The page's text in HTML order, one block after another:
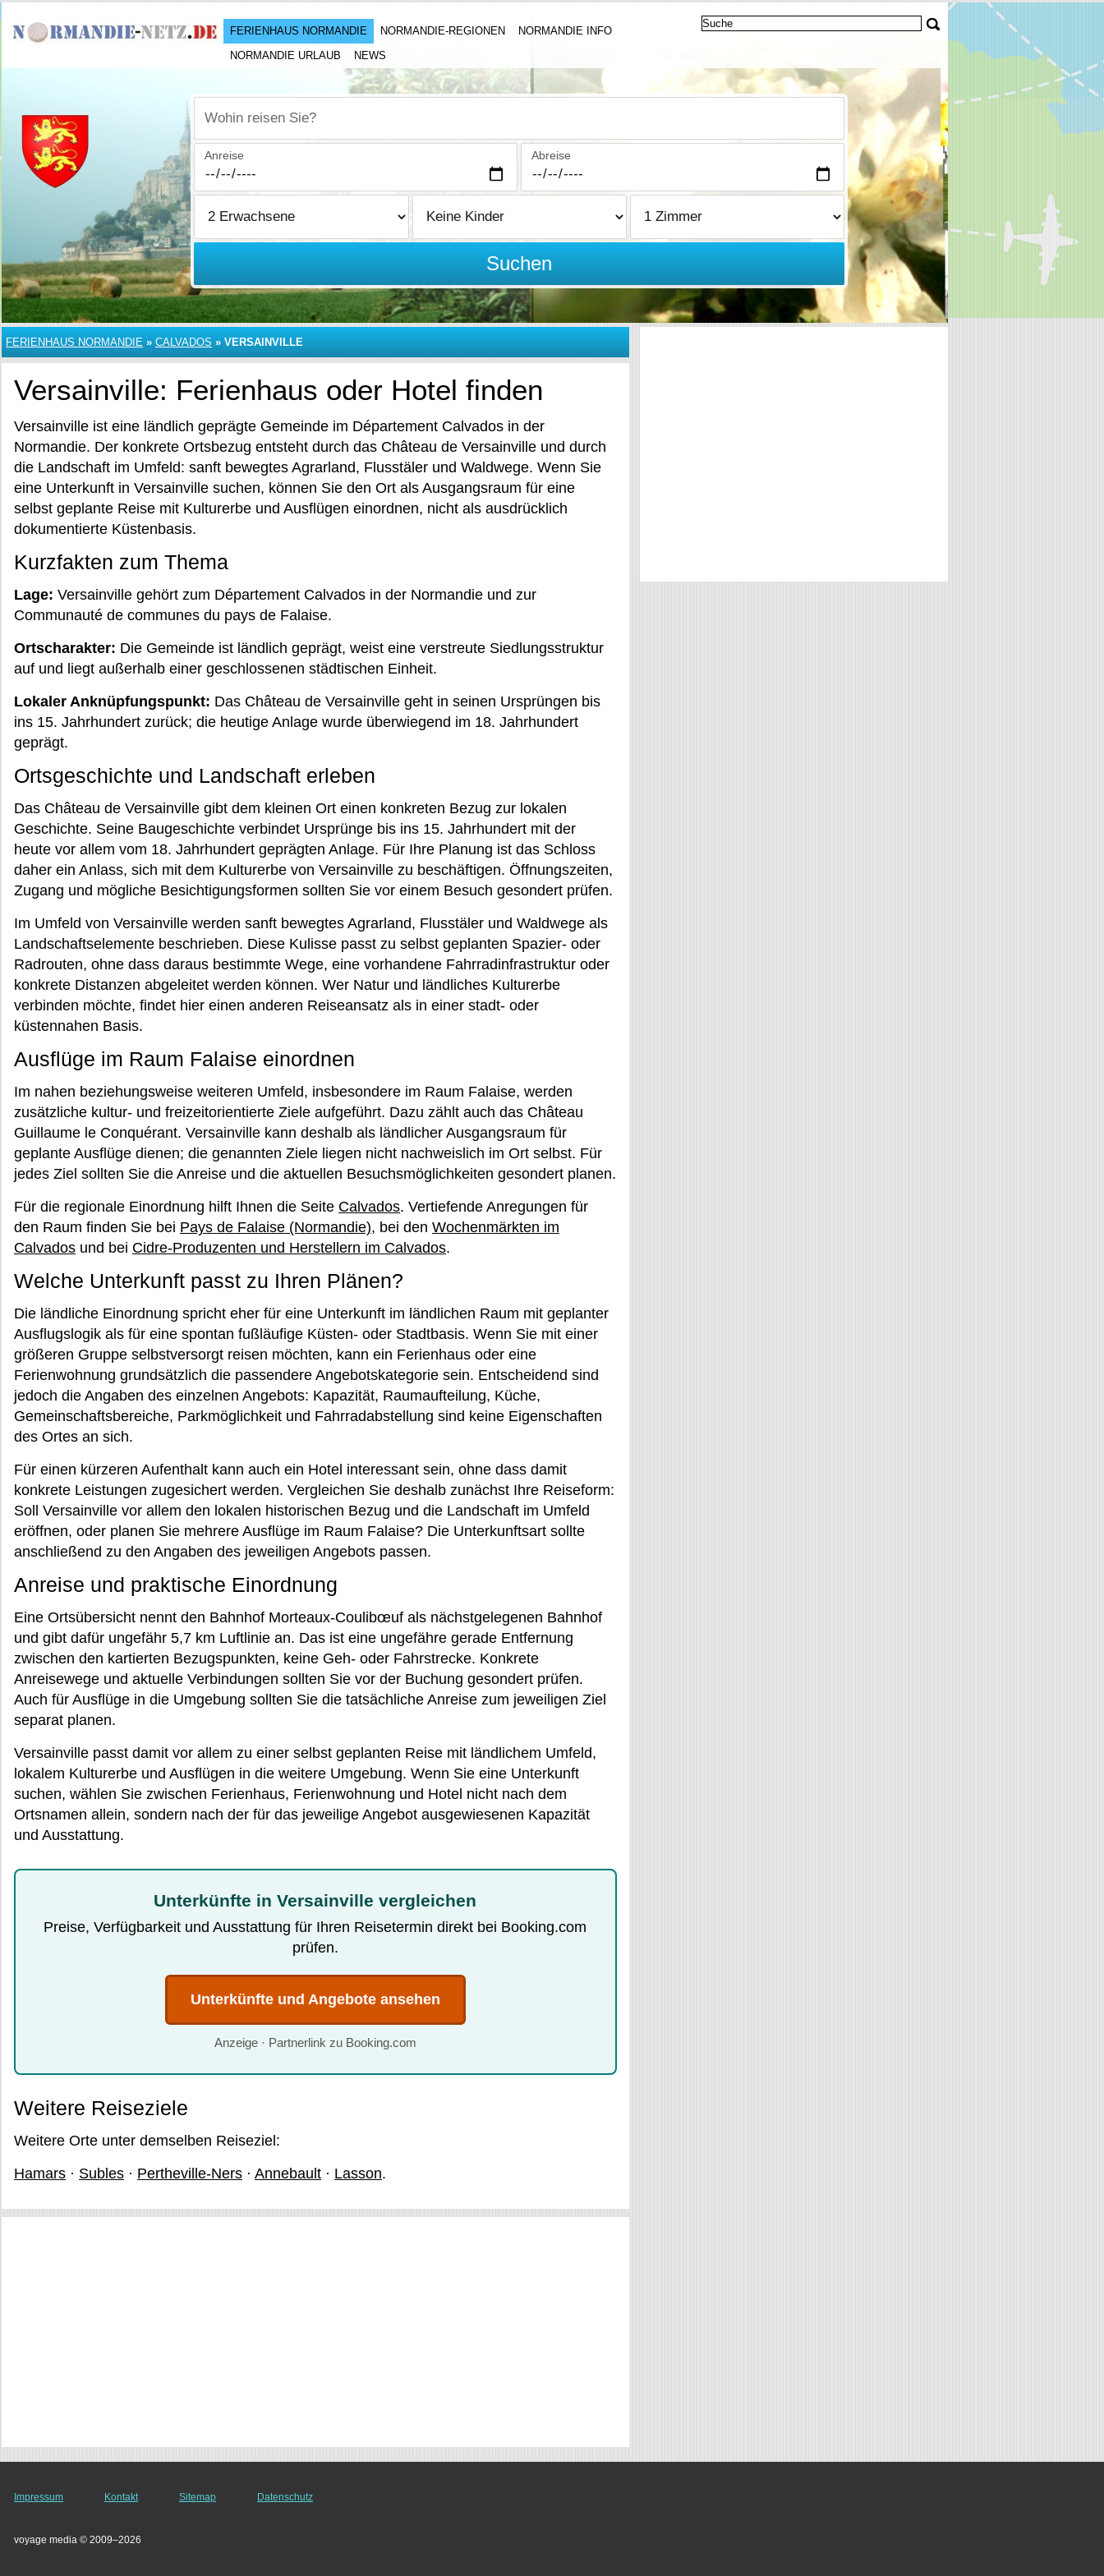
FERIENHAUS NORMANDIE NORMANDIE-REGIONEN
NORMANDIE INFO
NORMANDIE URLAUB
NEWS
Wohin reisen Sie?
Anreise Abreise
Suchen
FERIENHAUS NORMANDIE » CALVADOS » VERSAINVILLE
Versainville: Ferienhaus oder Hotel finden
Versainville ist eine ländlich geprägte Gemeinde im Département Calvados in der
Normandie. Der konkrete Ortsbezug entsteht durch das Château de Versainville und durch
die Landschaft im Umfeld: sanft bewegtes Agrarland, Flusstäler und Waldwege. Wenn Sie
eine Unterkunft in Versainville suchen, können Sie den Ort als Ausgangsraum für eine
selbst geplante Reise mit Kulturerbe und Ausflügen einordnen, nicht als ausdrücklich
dokumentierte Küstenbasis.
Kurzfakten zum Thema
Lage: Versainville gehört zum Département Calvados in der Normandie und zur
Communauté de communes du pays de Falaise.
Ortscharakter: Die Gemeinde ist ländlich geprägt, weist eine verstreute Siedlungsstruktur
auf und liegt außerhalb einer geschlossenen städtischen Einheit.
Lokaler Anknüpfungspunkt: Das Château de Versainville geht in seinen Ursprüngen bis
ins 15. Jahrhundert zurück; die heutige Anlage wurde überwiegend im 18. Jahrhundert
geprägt.
Ortsgeschichte und Landschaft erleben
Das Château de Versainville gibt dem kleinen Ort einen konkreten Bezug zur lokalen
Geschichte. Seine Baugeschichte verbindet Ursprünge bis ins 15. Jahrhundert mit der
heute vor allem vom 18. Jahrhundert geprägten Anlage. Für Ihre Planung ist das Schloss
daher ein Anlass, sich mit dem Kulturerbe von Versainville zu beschäftigen. Öffnungszeiten,
Zugang und mögliche Besichtigungsformen sollten Sie vor einem Besuch gesondert prüfen.
Im Umfeld von Versainville werden sanft bewegtes Agrarland, Flusstäler und Waldwege als
Landschaftselemente beschrieben. Diese Kulisse passt zu selbst geplanten Spazier- oder
Radrouten, ohne dass daraus bestimmte Wege, eine vorhandene Fahrradinfrastruktur oder
konkrete Distanzen abgeleitet werden können. Wer Natur und ländliches Kulturerbe
verbinden möchte, findet hier einen anderen Reiseansatz als in einer stadt- oder
küstennahen Basis.
Ausflüge im Raum Falaise einordnen
Im nahen beziehungsweise weiteren Umfeld, insbesondere im Raum Falaise, werden
zusätzliche kultur- und freizeitorientierte Ziele aufgeführt. Dazu zählt auch das Château
Guillaume le Conquérant. Versainville kann deshalb als ländlicher Ausgangsraum für
geplante Ausflüge dienen; die genannten Ziele liegen nicht nachweislich im Ort selbst. Für
jedes Ziel sollten Sie die Anreise und die aktuellen Besuchsmöglichkeiten gesondert planen.
Für die regionale Einordnung hilft Ihnen die Seite Calvados. Vertiefende Anregungen für
den Raum finden Sie bei Pays de Falaise (Normandie), bei den Wochenmärkten im
Calvados und bei Cidre-Produzenten und Herstellern im Calvados.
Welche Unterkunft passt zu Ihren Plänen?
Die ländliche Einordnung spricht eher für eine Unterkunft im ländlichen Raum mit geplanter
Ausflugslogik als für eine spontan fußläufige Küsten- oder Stadtbasis. Wenn Sie mit einer
größeren Gruppe selbstversorgt reisen möchten, kann ein Ferienhaus oder eine
Ferienwohnung grundsätzlich die passendere Angebotskategorie sein. Entscheidend sind
jedoch die Angaben des einzelnen Angebots: Kapazität, Raumaufteilung, Küche,
Gemeinschaftsbereiche, Parkmöglichkeit und Fahrradabstellung sind keine Eigenschaften
des Ortes an sich.
Für einen kürzeren Aufenthalt kann auch ein Hotel interessant sein, ohne dass damit
konkrete Leistungen zugesichert werden. Vergleichen Sie deshalb zunächst Ihre Reiseform:
Soll Versainville vor allem den lokalen historischen Bezug und die Landschaft im Umfeld
eröffnen, oder planen Sie mehrere Ausflüge im Raum Falaise? Die Unterkunftsart sollte
anschließend zu den Angaben des jeweiligen Angebots passen.
Anreise und praktische Einordnung
Eine Ortsübersicht nennt den Bahnhof Morteaux-Coulibœuf als nächstgelegenen Bahnhof
und gibt dafür ungefähr 5,7 km Luftlinie an. Das ist eine ungefähre gerade Entfernung
zwischen den kartierten Bezugspunkten, keine Geh- oder Fahrstrecke. Konkrete
Anreisewege und aktuelle Verbindungen sollten Sie vor der Buchung gesondert prüfen.
Auch für Ausflüge in die Umgebung sollten Sie die tatsächliche Anreise zum jeweiligen Ziel
separat planen.
Versainville passt damit vor allem zu einer selbst geplanten Reise mit ländlichem Umfeld,
lokalem Kulturerbe und Ausflügen in die weitere Umgebung. Wenn Sie eine Unterkunft
suchen, wählen Sie zwischen Ferienhaus, Ferienwohnung und Hotel nicht nach dem
Ortsnamen allein, sondern nach der für das jeweilige Angebot ausgewiesenen Kapazität
und Ausstattung.
Unterkünfte in Versainville vergleichen
Preise, Verfügbarkeit und Ausstattung für Ihren Reisetermin direkt bei Booking.com
prüfen.
Unterkünfte und Angebote ansehen
Anzeige · Partnerlink zu Booking.com
Weitere Reiseziele
Weitere Orte unter demselben Reiseziel:
Hamars · Subles · Pertheville-Ners · Annebault · Lasson.
Impressum Kontakt Sitemap Datenschutz
voyage media © 2009–2026